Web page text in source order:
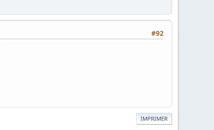
#92
IMPRIMER